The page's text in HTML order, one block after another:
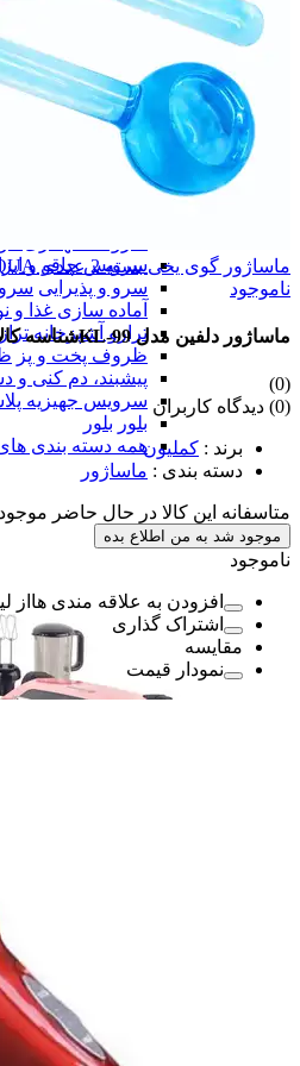
آبمیوه گیری ،
همزن، گوشت
آون توستر،
کباب پز، گریل،
سرخ کن، هواپز
چرخ گوشت،
چای ساز، کتری
اسپرسوساز، قهوه
سرویس چاقو و
سرو و پذیرایی سرو
آماده سازی غذا و
ترازو آشپزخانه
ظروف پخت و پز
پیشبند، دم کنی و
سرویس جهیزیه
بلور بلور
همه دسته بندی
لوازم
جاروبرقی،
پنکه،
هیتر، بخاری
بخارشوی
آبسرد کن، یخچال
ماساژور گوی یخی بسته 2 عددی BIOAQUA
ناموجود
ماساژور دلفین مدل KL-99 شناسه کالا:
(0)
(0) دیدگاه کاربران
برند : کملیون
دسته بندی : ماساژور
متاسفانه این کالا در حال حاضر
موجود شد به من اطلاع بده
ناموجود
افزودن به علاقه مندی ها از
اشتراک گذاری
مقایسه
نمودار قیمت